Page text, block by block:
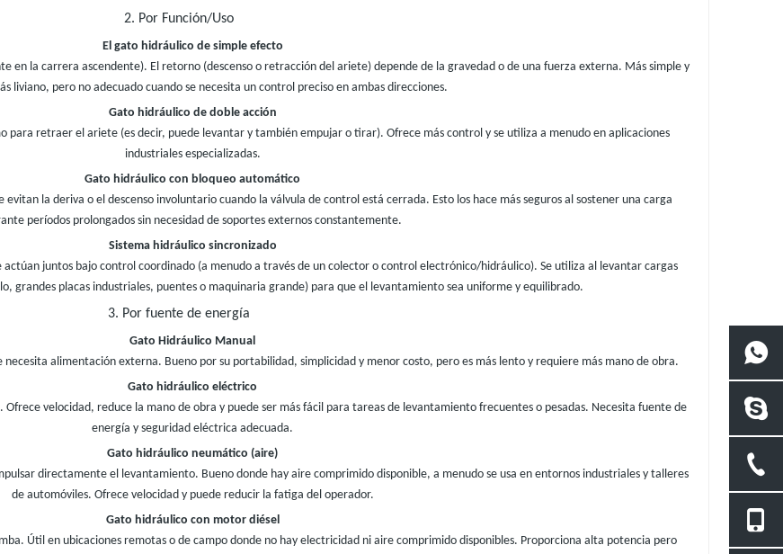
2. Por Función/Uso
El gato hidráulico de simple efecto
en la carrera ascendente). El retorno (descenso o retracción del ariete) depende de la gravedad o de una fuerza externa. Más simple y
liviano, pero no adecuado cuando se necesita un control preciso en ambas direcciones.
Gato hidráulico de doble acción
para retraer el ariete (es decir, puede levantar y también empujar o tirar). Ofrece más control y se utiliza a menudo en aplicaciones
industriales especializadas.
Gato hidráulico con bloqueo automático
la deriva o el descenso involuntario cuando la válvula de control está cerrada. Esto los hace más seguros al sostener una carga
períodos prolongados sin necesidad de soportes externos constantemente.
Sistema hidráulico sincronizado
actúan juntos bajo control coordinado (a menudo a través de un colector o control electrónico/hidráulico). Se utiliza al levantar cargas
grandes placas industriales, puentes o maquinaria grande) para que el levantamiento sea uniforme y equilibrado.
3. Por fuente de energía
Gato Hidráulico Manual
alimentación externa. Bueno por su portabilidad, simplicidad y menor costo, pero es más lento y requiere más mano de obra.
Gato hidráulico eléctrico
velocidad, reduce la mano de obra y puede ser más fácil para tareas de levantamiento frecuentes o pesadas. Necesita fuente de
energía y seguridad eléctrica adecuada.
Gato hidráulico neumático (aire)
directamente el levantamiento. Bueno donde hay aire comprimido disponible, a menudo se usa en entornos industriales y talleres
de automóviles. Ofrece velocidad y puede reducir la fatiga del operador.
Gato hidráulico con motor diésel
Útil en ubicaciones remotas o de campo donde no hay electricidad ni aire comprimido disponibles. Proporciona alta potencia pero